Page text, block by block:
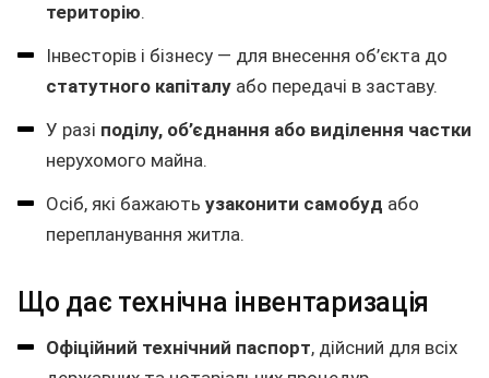
територію.
Інвесторів і бізнесу — для внесення об’єкта до
статутного капіталу або передачі в заставу.
У разі поділу, об’єднання або виділення частки
нерухомого майна.
Осіб, які бажають узаконити самобуд або
перепланування житла.
Що дає технічна інвентаризація
Офіційний технічний паспорт, дійсний для всіх